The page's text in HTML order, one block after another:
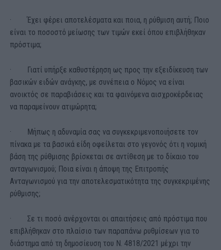
· Έχει φέρει αποτελέσματα και ποια, η ρύθμιση αυτή; Ποιο
είναι το ποσοστό μείωσης των τιμών εκεί όπου επιβλήθηκαν
πρόστιμα;
· Γιατί υπήρξε καθυστέρηση ως προς την εξειδίκευση των
βασικών ειδών ανάγκης, με συνέπεια ο Νόμος να είναι
ανοικτός σε παραβιάσεις και τα φαινόμενα αισχροκέρδειας
να παραμείνουν ατιμώρητα;
· Μήπως η αδυναμία σας να συγκεκριμενοποιήσετε τον
πίνακα με τα βασικά είδη οφείλεται στο γεγονός ότι η νομική
βάση της ρύθμισης βρίσκεται σε αντίθεση με το δίκαιο του
ανταγωνισμού; Ποια είναι η άποψη της Επιτροπής
Ανταγωνισμού για την αποτελεσματικότητα της συγκεκριμένης
ρύθμισης;
· Σε τι ποσό ανέρχονται οι απαιτήσεις από πρόστιμα που
επιβλήθηκαν στο πλαίσιο των παραπάνω ρυθμίσεων για το
διάστημα από τη δημοσίευση του Ν. 4818/2021 μέχρι την